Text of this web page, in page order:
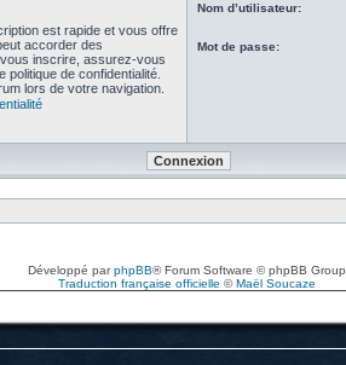
est rapide et vous offre
accorder des
inscrire, assurez-vous
politique de confidentialité.
lors de votre navigation.
Nom d’utilisateur:
Mot de passe:
Développé parphpBB® Forum Software © phpBB Group
Traduction française officielle ©Maël Soucaze